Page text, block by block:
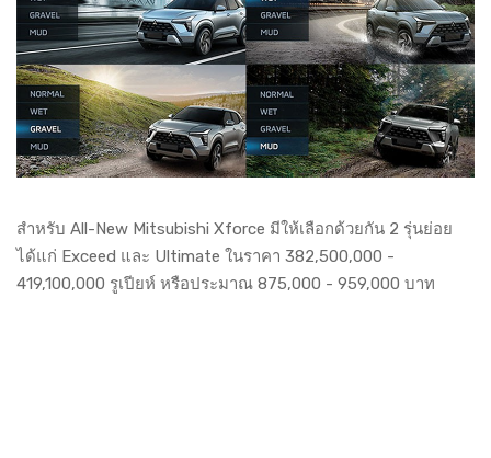
สำหรับ All-New Mitsubishi Xforce มีให้เลือกด้วยกัน 2 รุ่นย่อย
ได้แก่ Exceed และ Ultimate ในราคา 382,500,000 -
419,100,000 รูเปียห์ หรือประมาณ 875,000 - 959,000 บาท